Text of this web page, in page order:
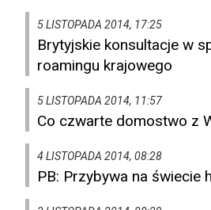
5 LISTOPADA 2014, 17:25
Brytyjskie konsultacje w
roamingu krajowego
5 LISTOPADA 2014, 11:57
Co czwarte domostwo z
4 LISTOPADA 2014, 08:28
PB: Przybywa na świecie